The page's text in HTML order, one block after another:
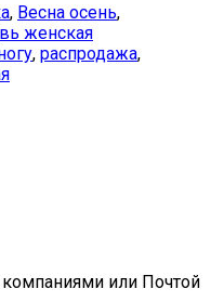
, Весна осень,
женская
, распродажа,
или Почтой